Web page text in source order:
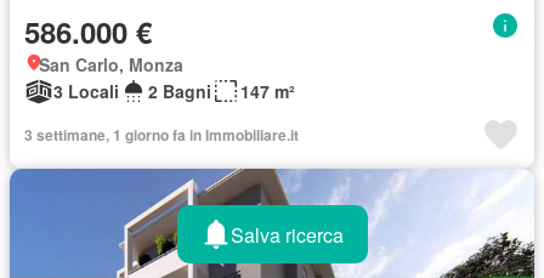
586.000 €
San Carlo, Monza
3 Locali
2 Bagni 147 m²
3 settimane, 1 giorno fa in Immobiliare.it
Salva ricerca